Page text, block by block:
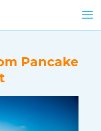
Pancake